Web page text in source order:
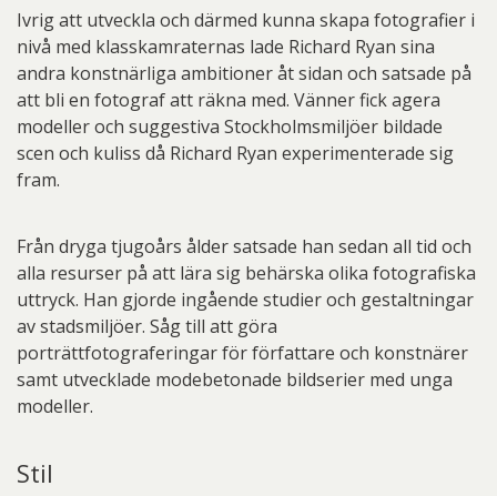
Ivrig att utveckla och därmed kunna skapa fotografier i
nivå med klasskamraternas lade Richard Ryan sina
andra konstnärliga ambitioner åt sidan och satsade på
att bli en fotograf att räkna med. Vänner fick agera
modeller och suggestiva Stockholmsmiljöer bildade
scen och kuliss då Richard Ryan experimenterade sig
fram.
Från dryga tjugoårs ålder satsade han sedan all tid och
alla resurser på att lära sig behärska olika fotografiska
uttryck. Han gjorde ingående studier och gestaltningar
av stadsmiljöer. Såg till att göra
porträttfotograferingar för författare och konstnärer
samt utvecklade modebetonade bildserier med unga
modeller.
Stil